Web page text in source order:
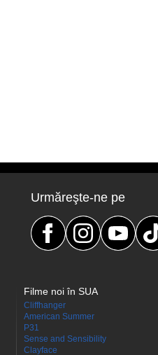
Urmăreşte-ne pe
Filme noi în SUA
Cliffhanger
American Summer
P31
Sense and Sensibility
Clayface